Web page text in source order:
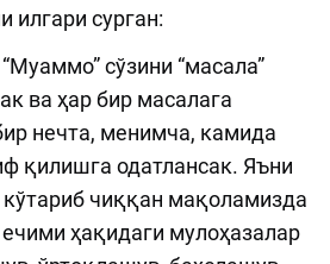
илгари сурган:
сўзини “масала”
ва ҳар бир масалага
нечта, менимча, камида
қилишга одатлансак. Яъни
чиққан мақоламизда
ҳақидаги мулоҳазалар